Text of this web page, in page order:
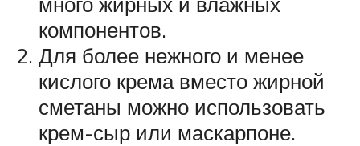
компонентов.
Для более нежного и менее
кислого крема вместо жирной
сметаны можно использовать
крем-сыр или маскарпоне.